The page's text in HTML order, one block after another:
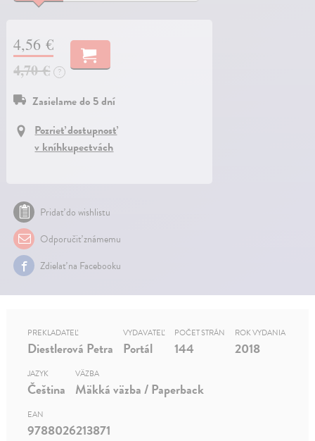
4,56 €
4,70 €
?
Zasielame do 5 dní
Pozrieť dostupnosť
v kníhkupectvách
Pridať do wishlistu
Odporučiť známemu
Zdielať na Facebooku
PREKLADATEĽ
Diestlerová Petra
VYDAVATEĽ
Portál
POČET STRÁN
144
ROK VYDANIA
2018
JAZYK
Čeština
VÄZBA
Mäkká väzba / Paperback
EAN
9788026213871